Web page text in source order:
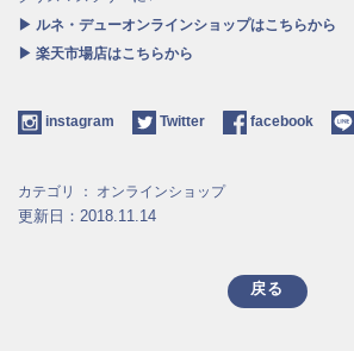
▶ ルネ・デューオンラインショップはこちらから
▶ 楽天市場店はこちらから
instagram Twitter facebook
カテゴリ ： オンラインショップ
更新日：2018.11.14
戻る